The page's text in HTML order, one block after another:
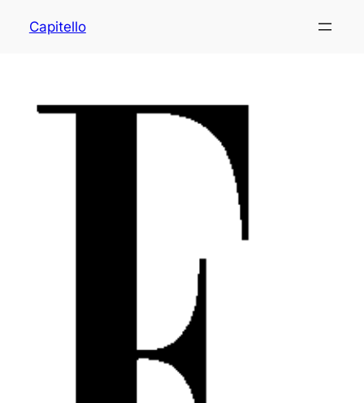
Capitello